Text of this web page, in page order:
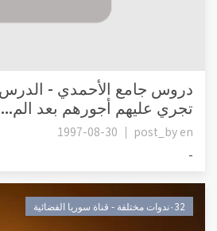
تجري عليهم أجورهم بعد الم...
post_by en
1997-08-30
-
٠32ندوات مختلفة - قناة سوريا الفضائية